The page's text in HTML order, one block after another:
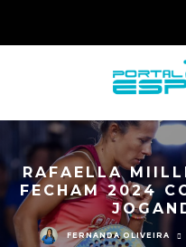
RAFAELLA
FECHAM 2024
FERNANDA OLIVEIRA